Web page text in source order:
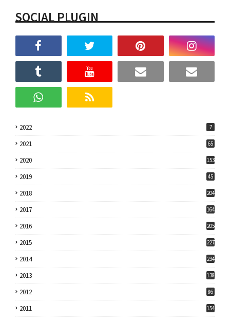
SOCIAL PLUGIN
2022 7
2021 65
2020 153
2019 45
2018 204
2017 164
2016 205
2015 227
2014 234
2013 138
2012 86
2011 154